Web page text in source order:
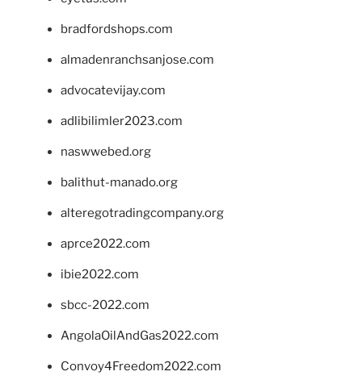
bradfordshops.com
almadenranchsanjose.com
advocatevijay.com
adlibilimler2023.com
naswwebed.org
balithut-manado.org
alteregotradingcompany.org
aprce2022.com
ibie2022.com
sbcc-2022.com
AngolaOilAndGas2022.com
Convoy4Freedom2022.com